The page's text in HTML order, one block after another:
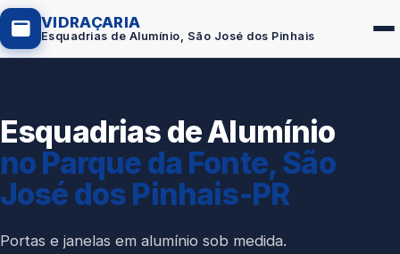
VIDRAÇARIA
Esquadrias de Alumínio, São José dos Pinhais
Box de Vidro
Portas em Vidro
Guarda-Corpo
Esquadrias de Alumínio
no Parque da Fonte, São
José dos Pinhais-PR
Portas e janelas em alumínio sob medida.